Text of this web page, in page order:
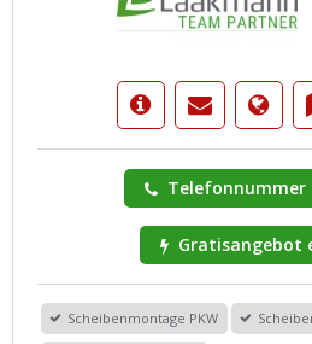
Telefonnummer
Gratisangebot
Scheibenmontage PKW